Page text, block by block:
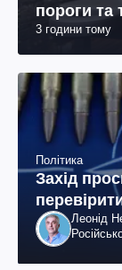
пороги та
3 години тому
Політика
Захід
Леонід